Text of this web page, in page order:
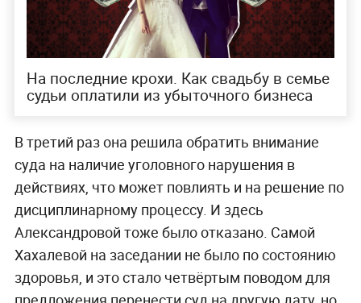
На последние крохи. Как свадьбу в семье
судьи оплатили из убыточного бизнеса
В третий раз она решила обратить внимание
суда на наличие уголовного нарушения в
действиях, что может повлиять и на решение по
дисциплинарному процессу. И здесь
Александровой тоже было отказано. Самой
Хахалевой на заседании не было по состоянию
здоровья, и это стало четвёртым поводом для